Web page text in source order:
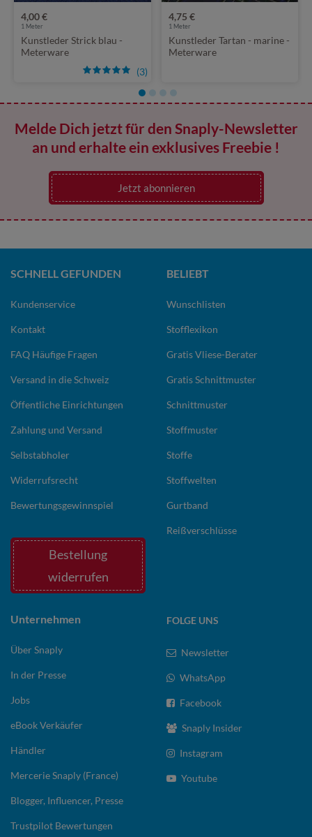
(3)
4,00 €
1 Meter
Kunstleder Strick blau -
Meterware
4,75 €
1 Meter
Kunstleder Tartan - marine -
Meterware
Melde Dich jetzt für den Snaply-Newsletter
an und erhalte ein exklusives Freebie !
Jetzt abonnieren
SCHNELL GEFUNDEN
Kundenservice
Kontakt
FAQ Häufige Fragen
Versand in die Schweiz
Öffentliche Einrichtungen
Zahlung und Versand
Selbstabholer
Widerrufsrecht
Bewertungsgewinnspiel
Bestellung
widerrufen
BELIEBT
Wunschlisten
Stofflexikon
Gratis Vliese-Berater
Gratis Schnittmuster
Schnittmuster
Stoffmuster
Stoffe
Stoffwelten
Gurtband
Reißverschlüsse
Unternehmen
Über Snaply
In der Presse
Jobs
eBook Verkäufer
Händler
Mercerie Snaply (France)
Blogger, Influencer, Presse
Trustpilot Bewertungen
FOLGE UNS
Newsletter
WhatsApp
Facebook
Snaply Insider
Instagram
Youtube